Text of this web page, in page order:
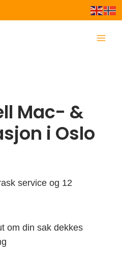
Mac- &
i Oslo
service og 12
om din sak dekkes